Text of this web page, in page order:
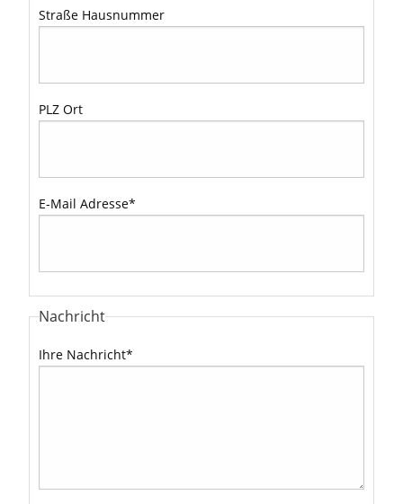
Straße Hausnummer
PLZ Ort
E-Mail Adresse*
Nachricht
Ihre Nachricht*